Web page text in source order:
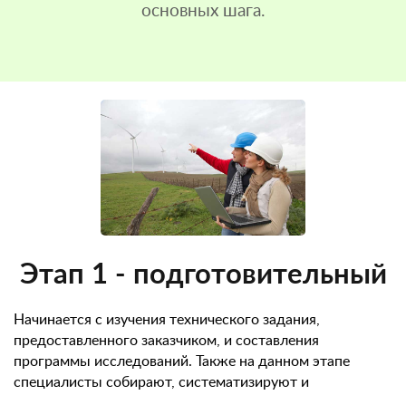
основных шага.
Этап 1 - подготовительный
Начинается с изучения технического задания,
предоставленного заказчиком, и составления
программы исследований. Также на данном этапе
специалисты собирают, систематизируют и